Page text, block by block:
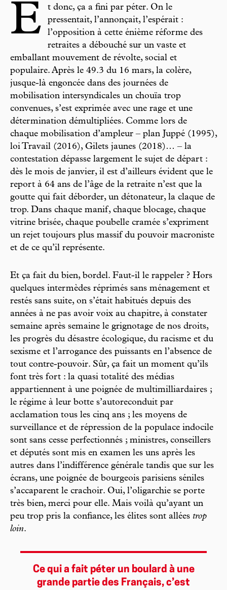
E
t donc, ça a fini par péter. On le
pressentait, l’annonçait, l’espérait :
l’opposition à cette énième réforme des
retraites a débouché sur un vaste et
emballant mouvement de révolte, social et
populaire. Après le 49.3 du 16 mars, la colère,
jusque-là engoncée dans des journées de
mobilisation intersyndicales un chouïa trop
convenues, s’est exprimée avec une rage et une
détermination démultipliées. Comme lors de
chaque mobilisation d’ampleur – plan Juppé (1995),
loi Travail (2016), Gilets jaunes (2018)… – la
contestation dépasse largement le sujet de départ :
dès le mois de janvier, il est d’ailleurs évident que le
report à 64 ans de l’âge de la retraite n’est que la
goutte qui fait déborder, un détonateur, la claque de
trop. Dans chaque manif, chaque blocage, chaque
vitrine brisée, chaque poubelle cramée s’expriment
un rejet toujours plus massif du pouvoir macroniste
et de ce qu’il représente.
Et ça fait du bien, bordel. Faut-il le rappeler ? Hors
quelques intermèdes réprimés sans ménagement et
restés sans suite, on s’était habitués depuis des
années à ne pas avoir voix au chapitre, à constater
semaine après semaine le grignotage de nos droits,
les progrès du désastre écologique, du racisme et du
sexisme et l’arrogance des puissants en l’absence de
tout contre-pouvoir. Sûr, ça fait un moment qu’ils
font très fort : la quasi totalité des médias
appartiennent à une poignée de multimilliardaires ;
le régime à leur botte s’autoreconduit par
acclamation tous les cinq ans ; les moyens de
surveillance et de répression de la populace indocile
sont sans cesse perfectionnés ; ministres, conseillers
et députés sont mis en examen les uns après les
autres dans l’indifférence générale tandis que sur les
écrans, une poignée de bourgeois parisiens séniles
s’accaparent le crachoir. Oui, l’oligarchie se porte
très bien, merci pour elle. Mais voilà qu’ayant un
peu trop pris la confiance, les élites sont allées trop
loin.
Ce qui a fait péter un boulard à une
grande partie des Français, c’est